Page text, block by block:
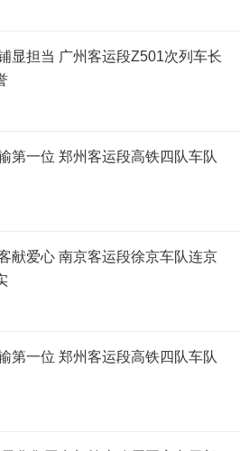
显担当 广州客运段Z501次列车长
第一位 郑州客运段高铁四队车队
献爱心 南京客运段徐京车队连京
第一位 郑州客运段高铁四队车队